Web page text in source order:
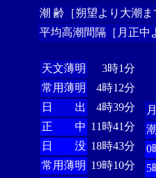
潮 齢［朔望より大潮ま
平均高潮間隔［月正中
天文薄明
3時1分
常用薄明
4時12分
日 出
4時39分
正 中 11時41分
日 没 18時43分
常用薄明 19時10分
0
5